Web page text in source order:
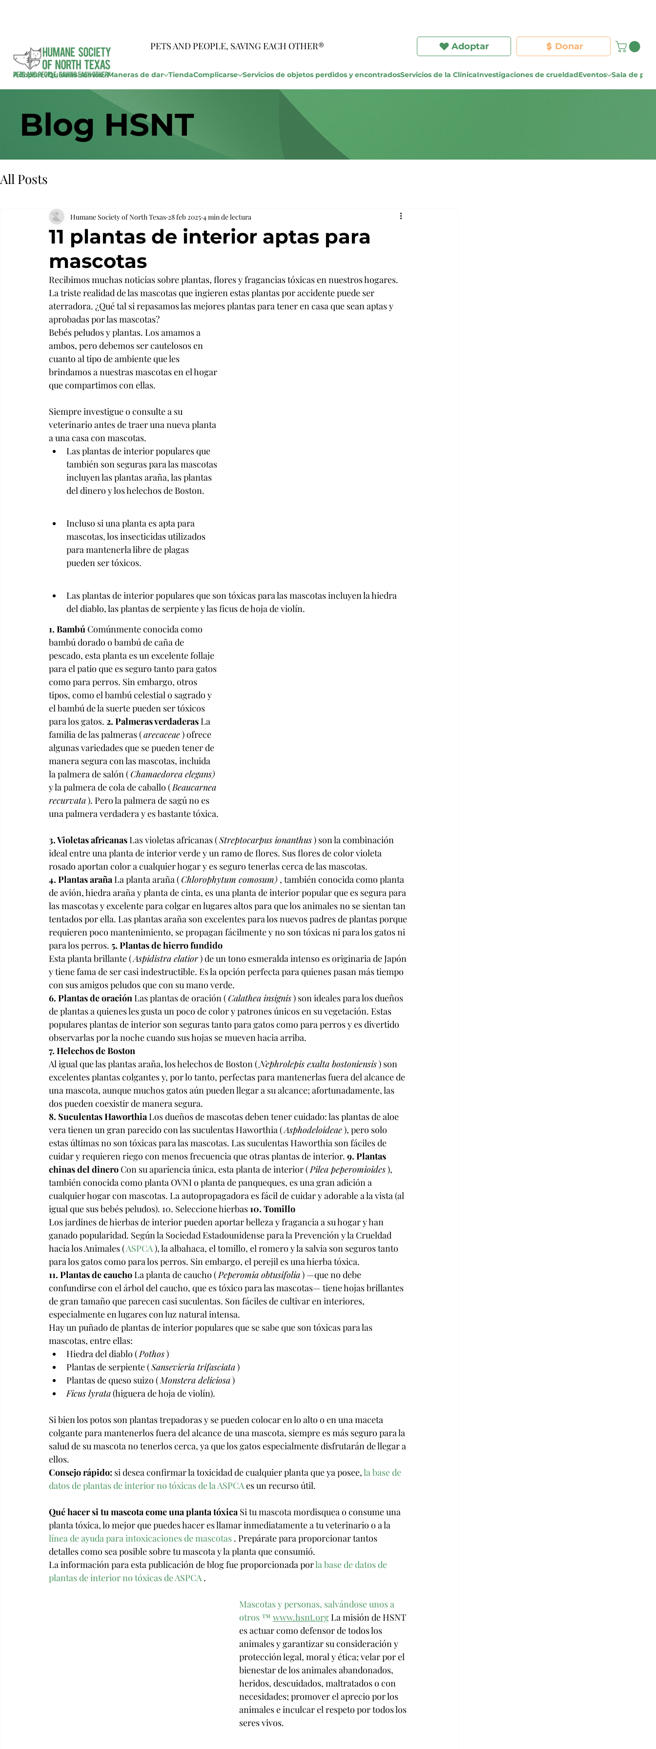
PETS AND PEOPLE, SAVING EACH OTHER® Adoptar Donar
Adoptar Quienes somos Maneras de dar TiendaComplicarse Servicios de objetos perdidos y encontradosServicios de la ClínicaInvestigaciones de crueldadEventos Sala de
Blog HSNT
All Posts
11 plantas de interior aptas para
mascotas
Humane Society of North Texas 28 feb 2025 4 min de lectura
Recibimos muchas noticias sobre plantas, flores y fragancias tóxicas en nuestros hogares.
La triste realidad de las mascotas que ingieren estas plantas por accidente puede ser
aterradora. ¿Qué tal si repasamos las mejores plantas para tener en casa que sean aptas y
aprobadas por las mascotas?
Bebés peludos y plantas. Los amamos a
ambos, pero debemos ser cautelosos en
cuanto al tipo de ambiente que les
brindamos a nuestras mascotas en el hogar
que compartimos con ellas.
Siempre investigue o consulte a su
veterinario antes de traer una nueva planta
a una casa con mascotas.
Las plantas de interior populares que
también son seguras para las mascotas
incluyen las plantas araña, las plantas
del dinero y los helechos de Boston.
Incluso si una planta es apta para
mascotas, los insecticidas utilizados
para mantenerla libre de plagas
pueden ser tóxicos.
Las plantas de interior populares que son tóxicas para las mascotas incluyen la hiedra
del diablo, las plantas de serpiente y las ficus de hoja de violín.
1. Bambú Comúnmente conocida como
bambú dorado o bambú de caña de
pescado, esta planta es un excelente follaje
para el patio que es seguro tanto para gatos
como para perros. Sin embargo, otros
tipos, como el bambú celestial o sagrado y
el bambú de la suerte pueden ser tóxicos
para los gatos. 2. Palmeras verdaderas La
familia de las palmeras ( arecaceae ) ofrece
algunas variedades que se pueden tener de
manera segura con las mascotas, incluida
la palmera de salón ( Chamaedorea elegans)
y la palmera de cola de caballo ( Beaucarnea
recurvata ). Pero la palmera de sagú no es
una palmera verdadera y es bastante tóxica.
3. Violetas africanas Las violetas africanas ( Streptocarpus ionanthus ) son la combinación
ideal entre una planta de interior verde y un ramo de flores. Sus flores de color violeta
rosado aportan color a cualquier hogar y es seguro tenerlas cerca de las mascotas.
4. Plantas araña La planta araña ( Chlorophytum comosum) , también conocida como planta
de avión, hiedra araña y planta de cinta, es una planta de interior popular que es segura para
las mascotas y excelente para colgar en lugares altos para que los animales no se sientan tan
tentados por ella. Las plantas araña son excelentes para los nuevos padres de plantas porque
requieren poco mantenimiento, se propagan fácilmente y no son tóxicas ni para los gatos ni
para los perros. 5. Plantas de hierro fundido
Esta planta brillante ( Aspidistra elatior ) de un tono esmeralda intenso es originaria de Japón
y tiene fama de ser casi indestructible. Es la opción perfecta para quienes pasan más tiempo
con sus amigos peludos que con su mano verde.
6. Plantas de oración Las plantas de oración ( Calathea insignis ) son ideales para los dueños
de plantas a quienes les gusta un poco de color y patrones únicos en su vegetación. Estas
populares plantas de interior son seguras tanto para gatos como para perros y es divertido
observarlas por la noche cuando sus hojas se mueven hacia arriba.
7. Helechos de Boston
Al igual que las plantas araña, los helechos de Boston ( Nephrolepis exalta bostoniensis ) son
excelentes plantas colgantes y, por lo tanto, perfectas para mantenerlas fuera del alcance de
una mascota, aunque muchos gatos aún pueden llegar a su alcance; afortunadamente, las
dos pueden coexistir de manera segura.
8. Suculentas Haworthia Los dueños de mascotas deben tener cuidado: las plantas de aloe
vera tienen un gran parecido con las suculentas Haworthia ( Asphodeloideae ), pero solo
estas últimas no son tóxicas para las mascotas. Las suculentas Haworthia son fáciles de
cuidar y requieren riego con menos frecuencia que otras plantas de interior. 9. Plantas
chinas del dinero Con su apariencia única, esta planta de interior ( Pilea peperomioides ),
también conocida como planta OVNI o planta de panqueques, es una gran adición a
cualquier hogar con mascotas. La autopropagadora es fácil de cuidar y adorable a la vista (al
igual que sus bebés peludos). 10. Seleccione hierbas 10. Tomillo
Los jardines de hierbas de interior pueden aportar belleza y fragancia a su hogar y han
ganado popularidad. Según la Sociedad Estadounidense para la Prevención y la Crueldad
hacia los Animales ( ASPCA ), la albahaca, el tomillo, el romero y la salvia son seguros tanto
para los gatos como para los perros. Sin embargo, el perejil es una hierba tóxica.
11. Plantas de caucho La planta de caucho ( Peperomia obtusifolia ) —que no debe
confundirse con el árbol del caucho, que es tóxico para las mascotas— tiene hojas brillantes
de gran tamaño que parecen casi suculentas. Son fáciles de cultivar en interiores,
especialmente en lugares con luz natural intensa.
Hay un puñado de plantas de interior populares que se sabe que son tóxicas para las
mascotas, entre ellas:
Hiedra del diablo ( Pothos )
Plantas de serpiente ( Sansevieria trifasciata )
Plantas de queso suizo ( Monstera deliciosa )
Ficus lyrata (higuera de hoja de violín).
Si bien los potos son plantas trepadoras y se pueden colocar en lo alto o en una maceta
colgante para mantenerlos fuera del alcance de una mascota, siempre es más seguro para la
salud de su mascota no tenerlos cerca, ya que los gatos especialmente disfrutarán de llegar a
ellos.
Consejo rápido: si desea confirmar la toxicidad de cualquier planta que ya posee, la base de
datos de plantas de interior no tóxicas de la ASPCA es un recurso útil.
Qué hacer si tu mascota come una planta tóxica Si tu mascota mordisquea o consume una
planta tóxica, lo mejor que puedes hacer es llamar inmediatamente a tu veterinario o a la
línea de ayuda para intoxicaciones de mascotas . Prepárate para proporcionar tantos
detalles como sea posible sobre tu mascota y la planta que consumió.
La información para esta publicación de blog fue proporcionada por la base de datos de
plantas de interior no tóxicas de ASPCA .
Mascotas y personas, salvándose unos a
otros ™ www.hsnt.org La misión de HSNT
es actuar como defensor de todos los
animales y garantizar su consideración y
protección legal, moral y ética; velar por el
bienestar de los animales abandonados,
heridos, descuidados, maltratados o con
necesidades; promover el aprecio por los
animales e inculcar el respeto por todos los
seres vivos.